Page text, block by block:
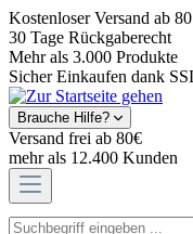
Kostenloser Versand ab
30 Tage Rückgaberecht
Mehr als 3.000 Produkte
Sicher Einkaufen dank
Brauche Hilfe?
Versand frei ab 80€
mehr als 12.400 Kunden